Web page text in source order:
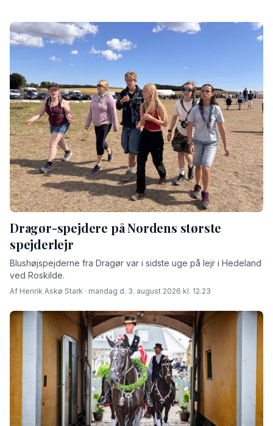
Dragør-spejdere på Nordens største
spejderlejr
Blushøjspejderne fra Dragør var i sidste uge på lejr i Hedeland
ved Roskilde.
Af Henrik Askø Stark · mandag d. 3. august 2026 kl. 12.23